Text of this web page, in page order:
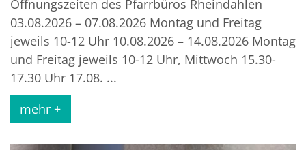
Öffnungszeiten des Pfarrbüros Rheindahlen
03.08.2026 – 07.08.2026 Montag und Freitag
jeweils 10-12 Uhr 10.08.2026 – 14.08.2026 Montag
und Freitag jeweils 10-12 Uhr, Mittwoch 15.30-
17.30 Uhr 17.08. ...
mehr +